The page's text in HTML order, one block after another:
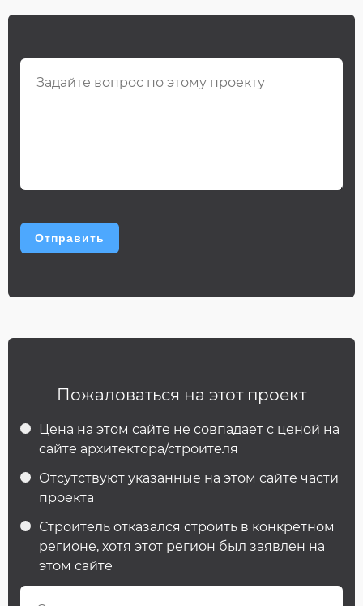
Пожаловаться на этот проект
Цена на этом сайте не совпадает с ценой на
сайте архитектора/строителя
Отсутствуют указанные на этом сайте части
проекта
Строитель отказался строить в конкретном
регионе, хотя этот регион был заявлен на
этом сайте